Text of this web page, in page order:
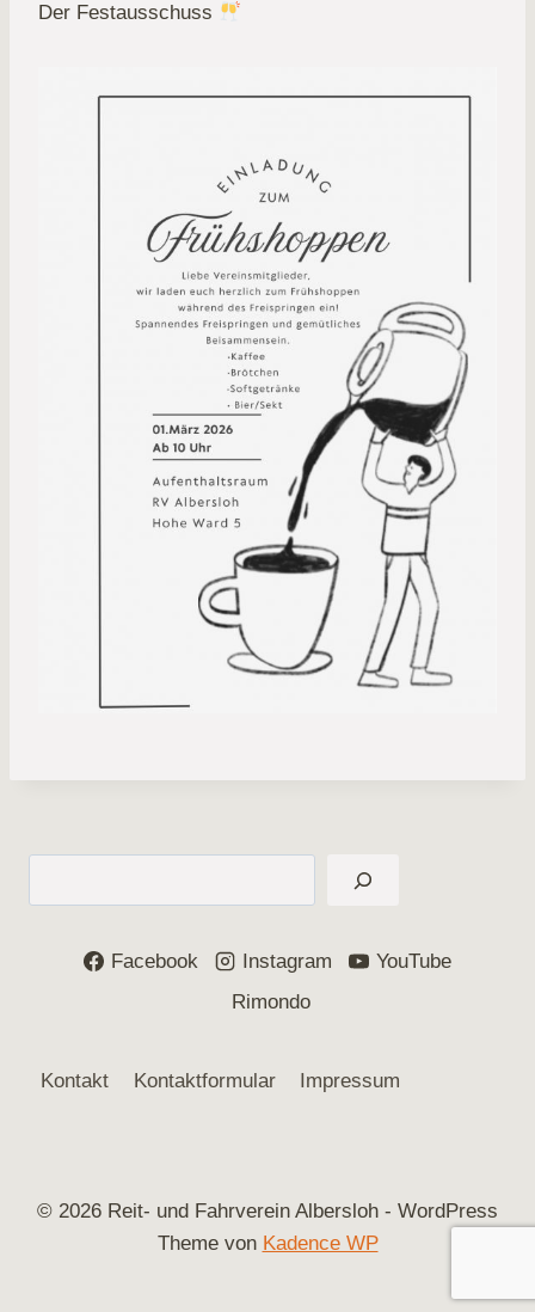
Der Festausschuss
Facebook Instagram
YouTube
Rimondo
Kontakt Kontaktformular Impressum
© 2026 Reit- und Fahrverein Albersloh - WordPress
Theme von Kadence WP